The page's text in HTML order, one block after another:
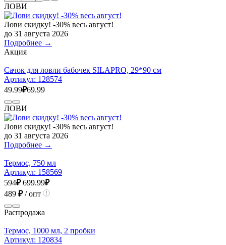
ЛОВИ
Лови скидку! -30% весь август!
до 31 августа 2026
Подробнее →
Акция
Сачок для ловли бабочек SILAPRO, 29*90 см
Артикул: 128574
49.99₽69.99
ЛОВИ
Лови скидку! -30% весь август!
до 31 августа 2026
Подробнее →
Термос, 750 мл
Артикул: 158569
594₽ 699.99₽
489 ₽/ опт
Распродажа
Термос, 1000 мл, 2 пробки
Артикул: 120834